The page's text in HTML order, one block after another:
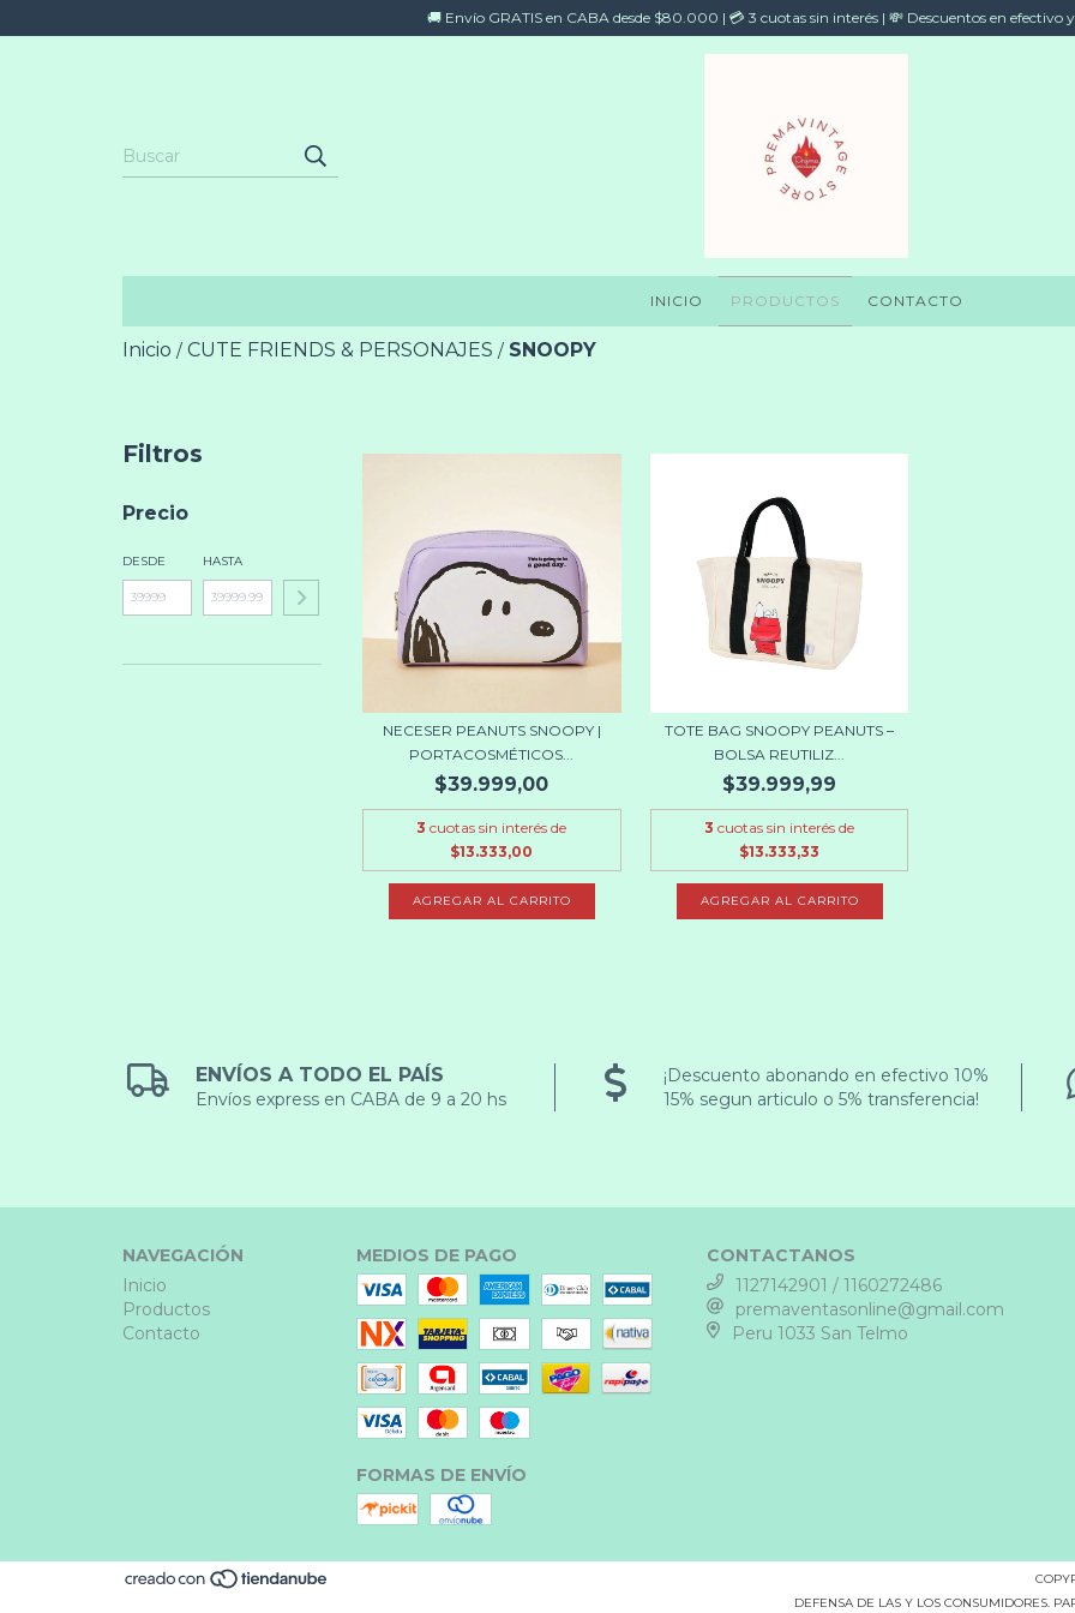
🚚 Envío GRATIS en CABA desde $80.000 | 💳 3 cuotas sin interés | 💸 Descuentos en efectivo
INICIO PRODUCTOS CONTACTO
Inicio / CUTE FRIENDS & PERSONAJES / SNOOPY
Filtros
Precio
DESDE HASTA
NECESER PEANUTS SNOOPY |
PORTACOSMÉTICOS...
$39.999,00
3 cuotas sin interés de
$13.333,00
TOTE BAG SNOOPY PEANUTS –
BOLSA REUTILIZ...
$39.999,99
3 cuotas sin interés de
$13.333,33
ENVÍOS A TODO EL PAÍS
Envíos express en CABA de 9 a 20 hs
¡Descuento abonando en efectivo 10%
15% segun articulo o 5% transferencia!
NAVEGACIÓN
Inicio
Productos
Contacto
MEDIOS DE PAGO
FORMAS DE ENVÍO
CONTACTANOS
1127142901 / 1160272486
premaventasonline@gmail.com
Peru 1033 San Telmo
DEFENSA DE LAS Y LOS CONSUMIDORES.